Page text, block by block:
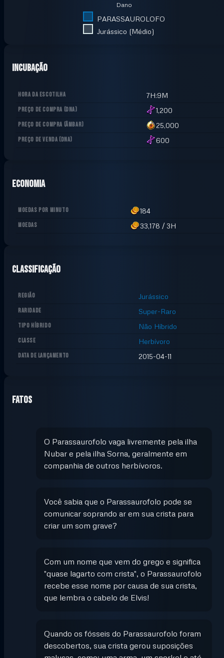
Dano
PARASSAUROLOFO
Jurássico (Médio)
Incubação
HORA DA ESCOTILHA 7H:9M
PREÇO DE COMPRA (DNA) 1,200
PREÇO DE COMPRA (ÂMBAR) 25,000
PREÇO DE VENDA (DNA) 600
Economia
MOEDAS POR MINUTO 184
MOEDAS 33,178 / 3H
Classificação
REGIÃO Jurássico
RARIDADE Super-Raro
TIPO HÍBRIDO Não Híbrido
CLASSE Herbívoro
DATA DE LANÇAMENTO 2015-04-11
Fatos
O Parassaurofolo vaga livremente pela ilha
Nubar e pela ilha Sorna, geralmente em
companhia de outros herbívoros.
Você sabia que o Parassaurofolo pode se
comunicar soprando ar em sua crista para
criar um som grave?
Com um nome que vem do grego e significa
"quase lagarto com crista", o Parassaurofolo
recebe esse nome por causa de sua crista,
que lembra o cabelo de Elvis!
Quando os fósseis do Parassaurofolo foram
descobertos, sua crista gerou suposições